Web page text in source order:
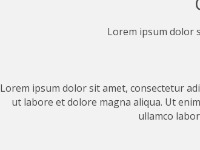
Lorem ipsum dolor
Lorem ipsum dolor sit amet, consectetur
ut labore et dolore magna aliqua. Ut
ullamco